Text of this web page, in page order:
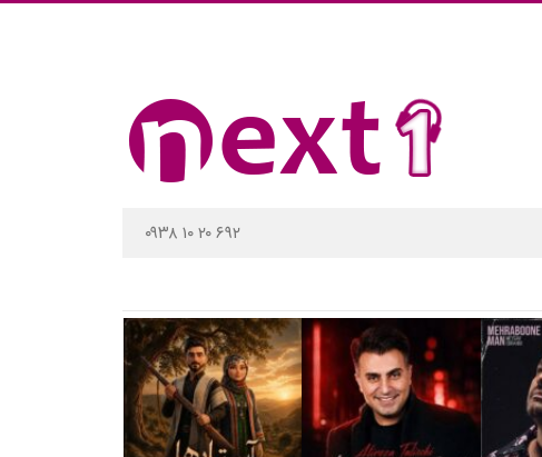
۰۹۳۸ ۱۰ ۲۰ ۶۹۲